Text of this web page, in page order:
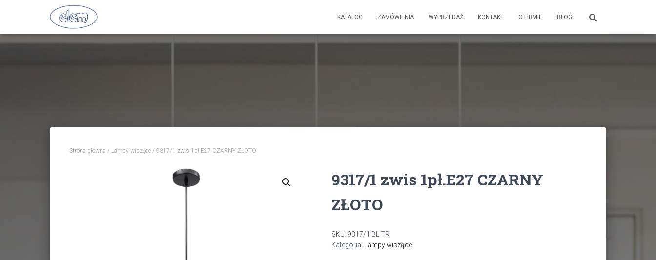
KATALOG ZAMÓWIENIA WYPRZEDAŻ KONTAKT O FIRMIE BLOG
Strona główna / Lampy wiszące / 9317/1 zwis 1pł.E27 CZARNY ZŁOTO
9317/1 zwis 1pł.E27 CZARNY
ZŁOTO
SKU: 9317/1 BL TR
Kategoria:
Lampy wiszące